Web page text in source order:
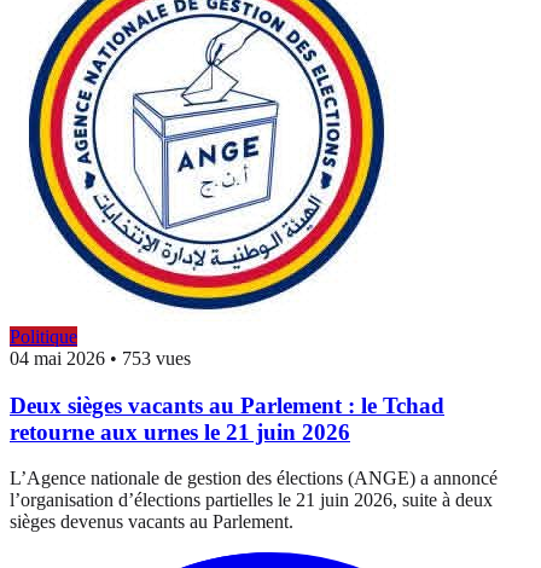
Politique
04 mai 2026 • 753 vues
Deux sièges vacants au Parlement : le Tchad
retourne aux urnes le 21 juin 2026
L’Agence nationale de gestion des élections (ANGE) a annoncé
l’organisation d’élections partielles le 21 juin 2026, suite à deux
sièges devenus vacants au Parlement.